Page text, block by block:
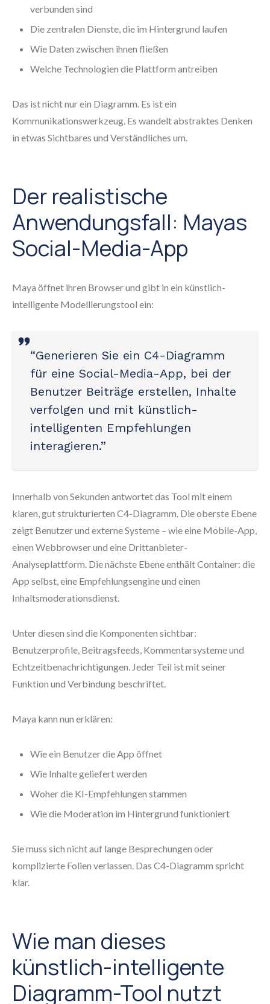
verbunden sind
Die zentralen Dienste, die im Hintergrund laufen
Wie Daten zwischen ihnen fließen
Welche Technologien die Plattform antreiben
Das ist nicht nur ein Diagramm. Es ist ein
Kommunikationswerkzeug. Es wandelt abstraktes Denken
in etwas Sichtbares und Verständliches um.
Der realistische
Anwendungsfall: Mayas
Social-Media-App
Maya öffnet ihren Browser und gibt in ein künstlich-
intelligente Modellierungstool ein:
“Generieren Sie ein C4-Diagramm
für eine Social-Media-App, bei der
Benutzer Beiträge erstellen, Inhalte
verfolgen und mit künstlich-
intelligenten Empfehlungen
interagieren.”
Innerhalb von Sekunden antwortet das Tool mit einem
klaren, gut strukturierten C4-Diagramm. Die oberste Ebene
zeigt Benutzer und externe Systeme – wie eine Mobile-App,
einen Webbrowser und eine Drittanbieter-
Analyseplattform. Die nächste Ebene enthält Container: die
App selbst, eine Empfehlungsengine und einen
Inhaltsmoderationsdienst.
Unter diesen sind die Komponenten sichtbar:
Benutzerprofile, Beitragsfeeds, Kommentarsysteme und
Echtzeitbenachrichtigungen. Jeder Teil ist mit seiner
Funktion und Verbindung beschriftet.
Maya kann nun erklären:
Wie ein Benutzer die App öffnet
Wie Inhalte geliefert werden
Woher die KI-Empfehlungen stammen
Wie die Moderation im Hintergrund funktioniert
Sie muss sich nicht auf lange Besprechungen oder
komplizierte Folien verlassen. Das C4-Diagramm spricht
klar.
Wie man dieses
künstlich-intelligente
Diagramm-Tool nutzt